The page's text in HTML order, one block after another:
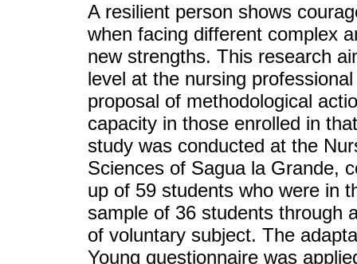
A resilient person shows
when facing different complex
new strengths. This research
level at the nursing
proposal of methodological
capacity in those enrolled in
study was conducted at the
Sciences of Sagua la Grande,
up of 59 students who were in
sample of 36 students through
of voluntary subject. The
Young questionnaire was